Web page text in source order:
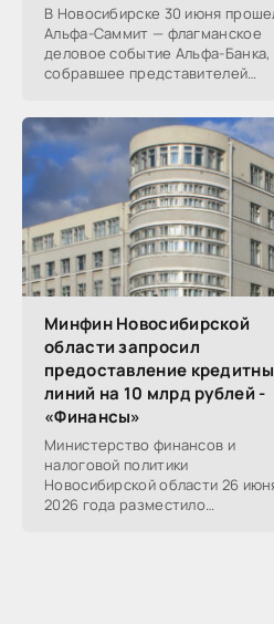
В Новосибирске 30 июня
Альфа-Саммит — флагманское
деловое событие Альфа-Банка,
собравшее представителей
реального, технологического,
финансового и других
Минфин Новосибирской
области запросил
предоставление
линий на 10 млрд рублей -
«Финансы»
Министерство финансов и
налоговой политики
Новосибирской области 26
2026 года разместило